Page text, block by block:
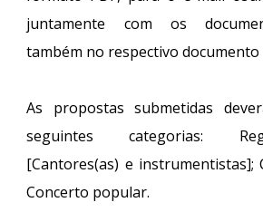
juntamente com os
também no respectivo documento
As propostas submetidas
seguintes categorias:
[Cantores(as) e instrumentistas];
Concerto popular.